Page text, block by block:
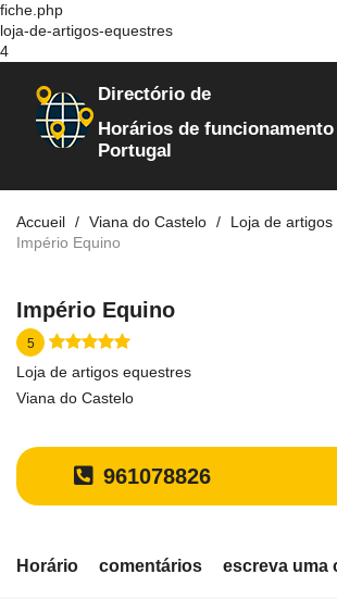
fiche.php
loja-de-artigos-equestres
4
Directório de
Horários de
Portugal
Accueil Viana do Castelo
Loja de
Império Equino
Império Equino
5
Loja de artigos equestres
Viana do Castelo
961078826
Horário comentários escreva uma